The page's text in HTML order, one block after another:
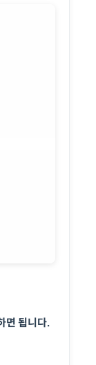
면 됩니다.